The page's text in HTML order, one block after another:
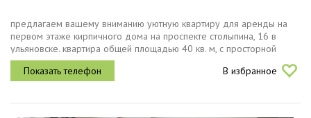
предлагаем вашему вниманию уютную квартиру для аренды на
первом этаже кирпичного дома на проспекте столыпина, 16 в
ульяновске. квартира общей площадью 40 кв. м, с просторной
кухней в 13.5 кв. м и жилой площадью 17.5 кв. м, станет отличным
выбором...
В избранное